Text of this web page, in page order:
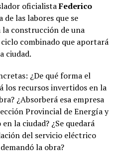
oficialistaFederico
las labores que se
la construcción de una
combinado que aportará
ciudad.
¿De qué forma el
los recursos invertidos en la
¿Absorberá esa empresa
Provincial de Energía y
la ciudad? ¿Se quedará
del servicio eléctrico
la obra?